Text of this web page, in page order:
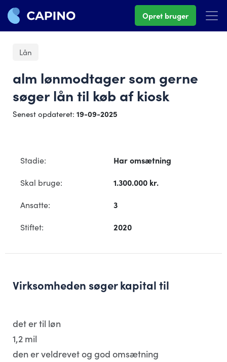
Opret bruger
Lån
alm lønmodtager som gerne
søger lån til køb af kiosk
Senest opdateret: 19-09-2025
Stadie:
Har omsætning
Skal bruge:
1.300.000 kr.
Ansatte:
3
Stiftet:
2020
Virksomheden søger kapital til
det er til løn
1,2 mil
den er veldrevet og god omsætning